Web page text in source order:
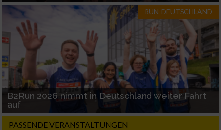
RUN-DEUTSCHLAND
B2Run 2026 nimmt in Deutschland weiter Fahrt
auf
PASSENDE VERANSTALTUNGEN